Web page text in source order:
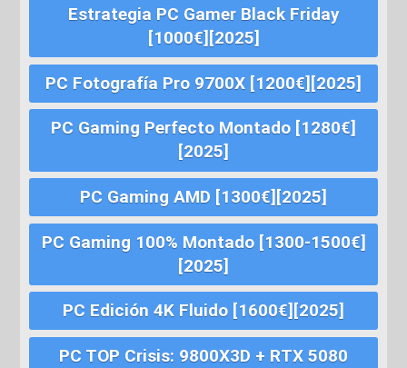
Estrategia PC Gamer Black Friday
[1000€][2025]
PC Fotografía Pro 9700X [1200€][2025]
PC Gaming Perfecto Montado [1280€]
[2025]
PC Gaming AMD [1300€][2025]
PC Gaming 100% Montado [1300-1500€]
[2025]
PC Edición 4K Fluido [1600€][2025]
PC TOP Crisis: 9800X3D + RTX 5080